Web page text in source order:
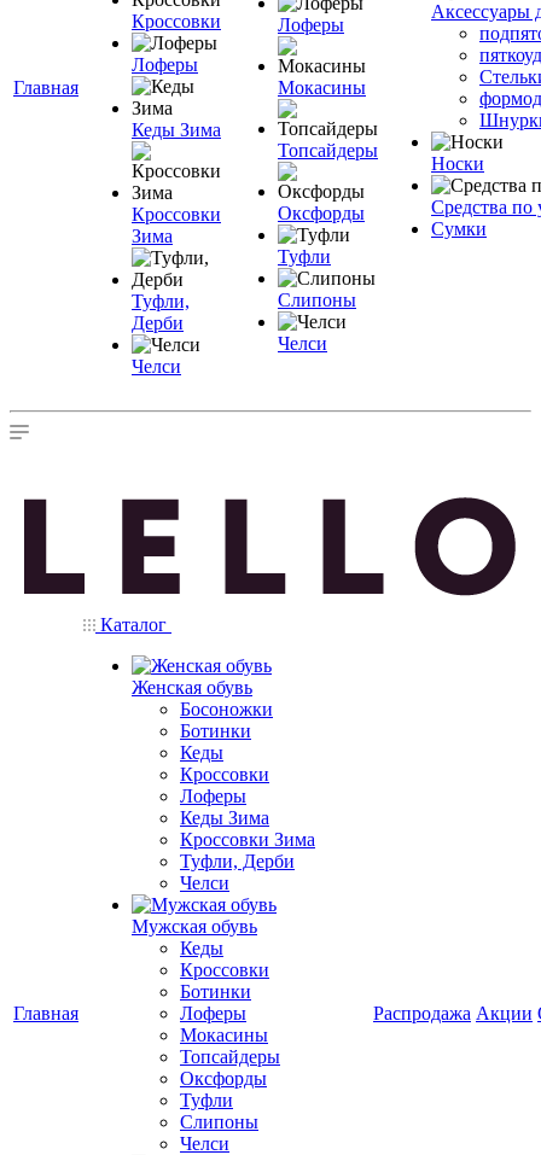
Главная
Кроссовки
Лоферы
Кеды Зима
Кроссовки
Зима
Туфли,
Дерби
Челси
Лоферы
Мокасины
Топсайдеры
Оксфорды
Туфли
Слипоны
Челси
Аксессуары
Носки
Средства по
Сумки
Главная
Каталог
Женская обувь
Босоножки
Ботинки
Кеды
Кроссовки
Лоферы
Кеды Зима
Кроссовки Зима
Туфли, Дерби
Челси
Мужская обувь
Кеды
Кроссовки
Ботинки
Лоферы
Мокасины
Топсайдеры
Оксфорды
Туфли
Слипоны
Челси
Распродажа Акции